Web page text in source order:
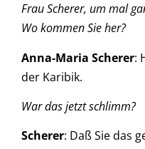
Frau Scherer, um mal
Wo kommen Sie her?
Anna-Maria Scherer:
der Karibik.
War das jetzt schlimm?
Scherer: Daß Sie das